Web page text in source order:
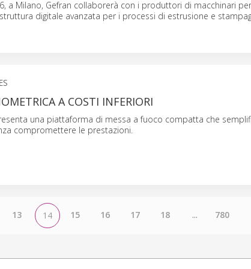
a Milano, Gefran collaborerà con i produttori di macchinari per
digitale avanzata per i processi di estrusione e
A COSTI INFERIORI
una piattaforma di messa a fuoco compatta che
compromettere le prestazioni.
13 14 15 16 17 18 ... 780